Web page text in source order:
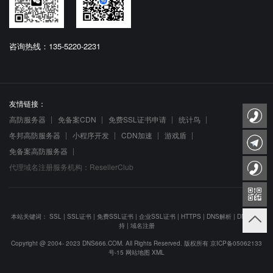
咨询热线：135-5220-2231
友情链接：
高防服务器
免备案CDN 免费SSL证书申请
统计鸟
冬邦高防服务器
小程序开发 CDN加速
游戏盾
免备案高防服务器
代理域名注册服务机构：ResellerClub
本站关键词： SSL | SSL证书 | 免费SSL证书 | 企业SSL证书 | HTTPS | DNS解析 | DNS防劫
持| 域名注册
Copyright @ 2004- 2023 DNS666.COM. All Rights Reserved. 版权所有 京ICP备05062133
号-15 网站地图 XML